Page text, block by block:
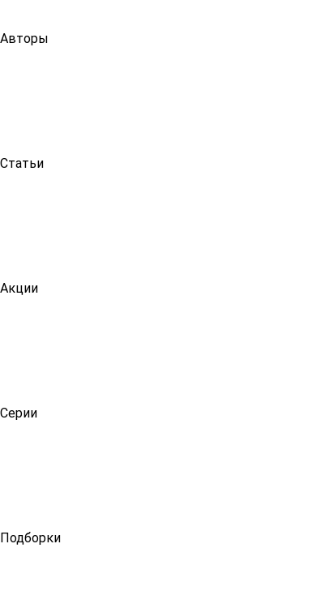
Авторы
Статьи
Акции
Серии
Подборки